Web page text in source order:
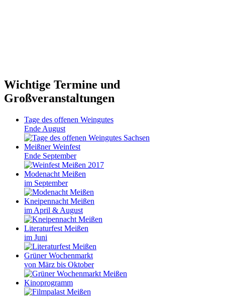
Wichtige Termine und
Großveranstaltungen
Tage des offenen Weingutes
Ende August
Meißner Weinfest
Ende September
Modenacht Meißen
im September
Kneipennacht Meißen
im April & August
Literaturfest Meißen
im Juni
Grüner Wochenmarkt
von März bis Oktober
Kinoprogramm